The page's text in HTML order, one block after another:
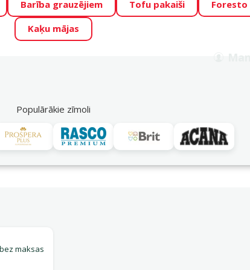
piedāvā lieliskas cenas mīluļu TOP barībām! 🍖 →
Varbūt tieši Tavs mīlulis būs 2027. gada
Barība grauzējiem Tofu pakaiši
Foresto
Kaķu mājas
Populārākie zīmoli
Akciju piedāvājumi
Piegādes iespējas
bez maksas